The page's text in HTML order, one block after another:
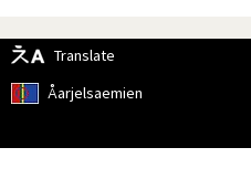
Translate
Åarjelsaemien